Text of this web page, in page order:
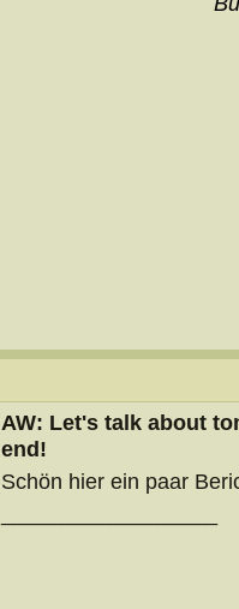
AW: Let's talk about
end!
Schön hier ein paar